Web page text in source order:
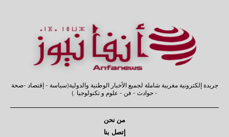
جريدة إلكترونية مغربية شاملة لجميع الأخبار الوطنية والدولية(سياسة - إقتصاد -صحة
- حوادث - فن - علوم و تكنولوجيا .)
من نحن
إتصل بنا